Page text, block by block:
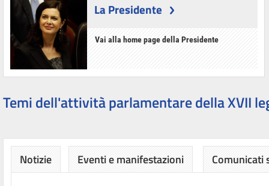
La Presidente
Vai alla home page della Presidente
Temi dell'attività parlamentare della XVII
Notizie Eventi e manifestazioni Comunicati